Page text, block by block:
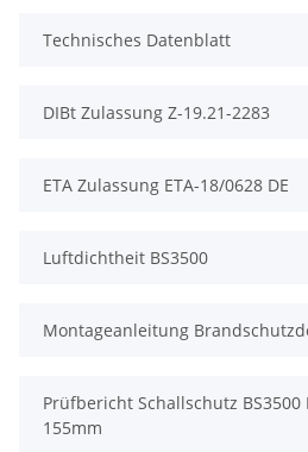
Technisches Datenblatt
DIBt Zulassung Z-19.21-2283
ETA Zulassung ETA-18/0628 DE
Luftdichtheit BS3500
Montageanleitung
Prüfbericht Schallschutz
155mm